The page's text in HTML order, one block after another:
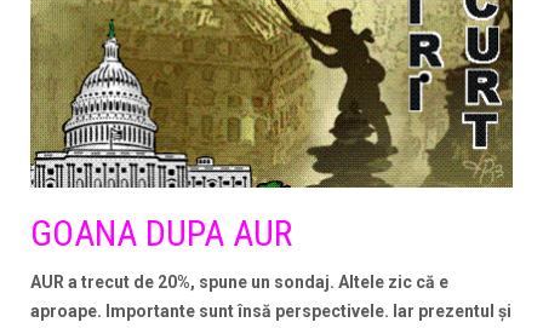
GOANA DUPA AUR
AUR a trecut de 20%, spune un sondaj. Altele zic că e
aproape. Importante sunt însă perspectivele. Iar prezentul și